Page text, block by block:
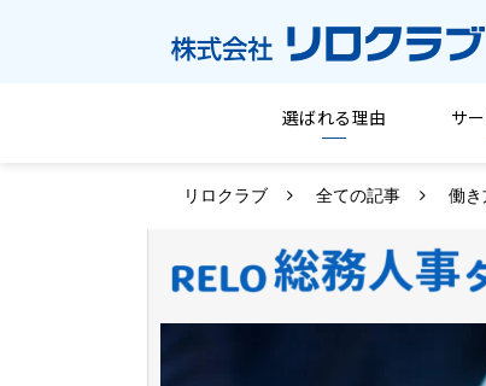
選ばれる理由 サ
リロクラブ 全ての記事 働き